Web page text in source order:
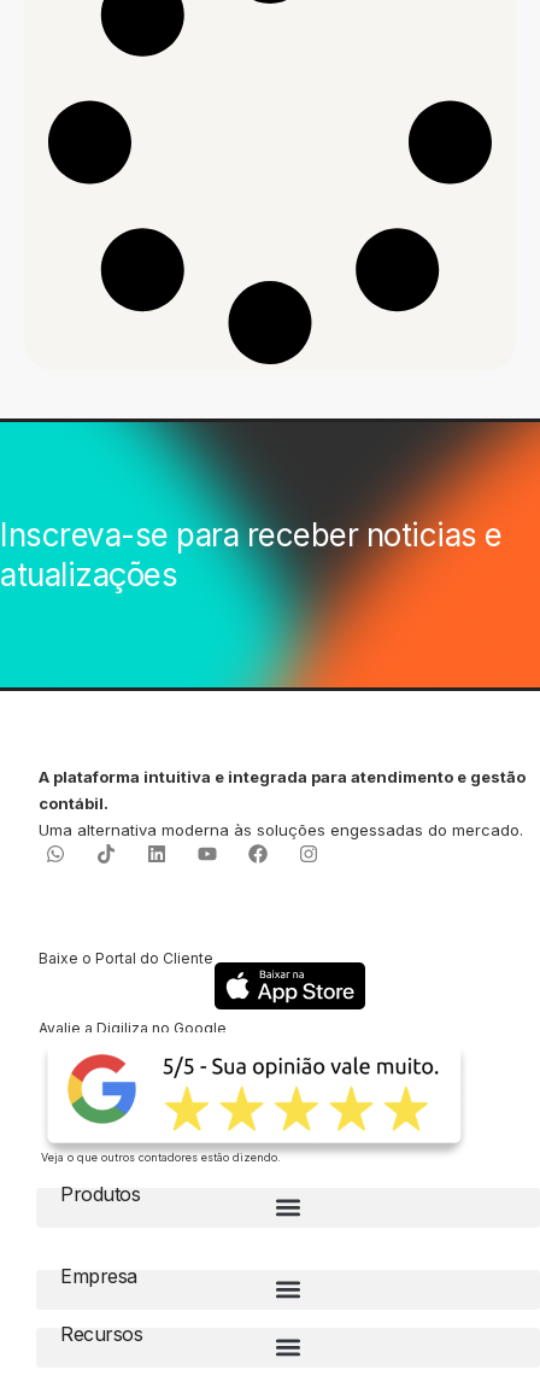
Inscreva-se para receber noticias e
atualizações
A plataforma intuitiva e integrada para atendimento e gestão
contábil.
Uma alternativa moderna às soluções engessadas do mercado.
Baixe o Portal do Cliente
Avalie a Digiliza no Google
Veja o que outros contadores estão dizendo.
Produtos
Empresa
Recursos